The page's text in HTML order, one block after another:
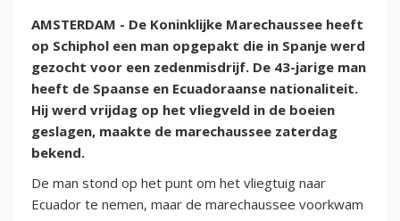
AMSTERDAM - De Koninklijke Marechaussee heeft
op Schiphol een man opgepakt die in Spanje werd
gezocht voor een zedenmisdrijf. De 43-jarige man
heeft de Spaanse en Ecuadoraanse nationaliteit.
Hij werd vrijdag op het vliegveld in de boeien
geslagen, maakte de marechaussee zaterdag
bekend.
De man stond op het punt om het vliegtuig naar
Ecuador te nemen, maar de marechaussee voorkwam